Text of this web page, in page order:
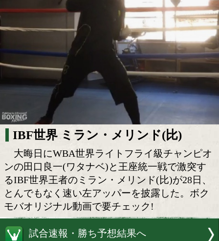
IBF世界 ミラン・メリンド(比)
大晦日にWBA世界ライトフライ級チ